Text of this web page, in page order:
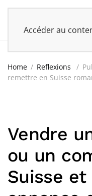
Accéder au
Home Reflexions
remettre en Suisse
Vendre
ou un
Suisse